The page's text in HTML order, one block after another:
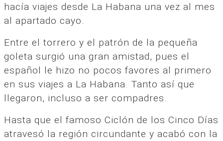
hacía viajes desde La Habana una vez al mes
al apartado cayo.
Entre el torrero y el patrón de la pequeña
goleta surgió una gran amistad, pues el
español le hizo no pocos favores al primero
en sus viajes a La Habana. Tanto así que
llegaron, incluso a ser compadres.
Hasta que el famoso Ciclón de los Cinco Días
atravesó la región circundante y acabó con la